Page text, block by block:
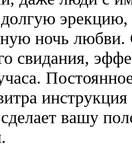
ночь любви.
свидания,
вашу